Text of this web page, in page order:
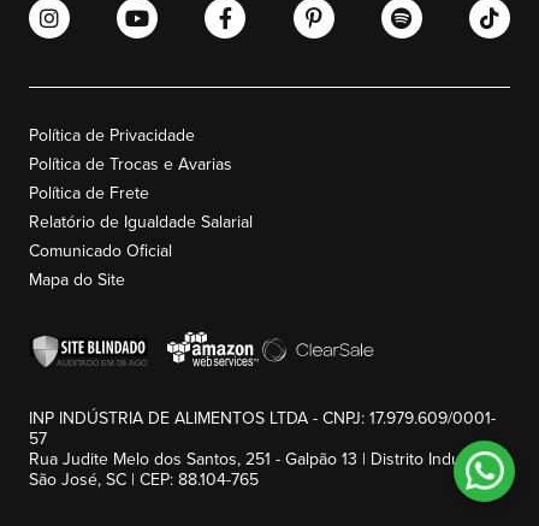
Política de Privacidade
Política de Trocas e Avarias
Política de Frete
Relatório de Igualdade Salarial
Comunicado Oficial
Mapa do Site
INP INDÚSTRIA DE ALIMENTOS LTDA - CNPJ: 17.979.609/0001-
57
Rua Judite Melo dos Santos, 251 - Galpão 13 | Distrito Industrial -
São José, SC | CEP: 88.104-765